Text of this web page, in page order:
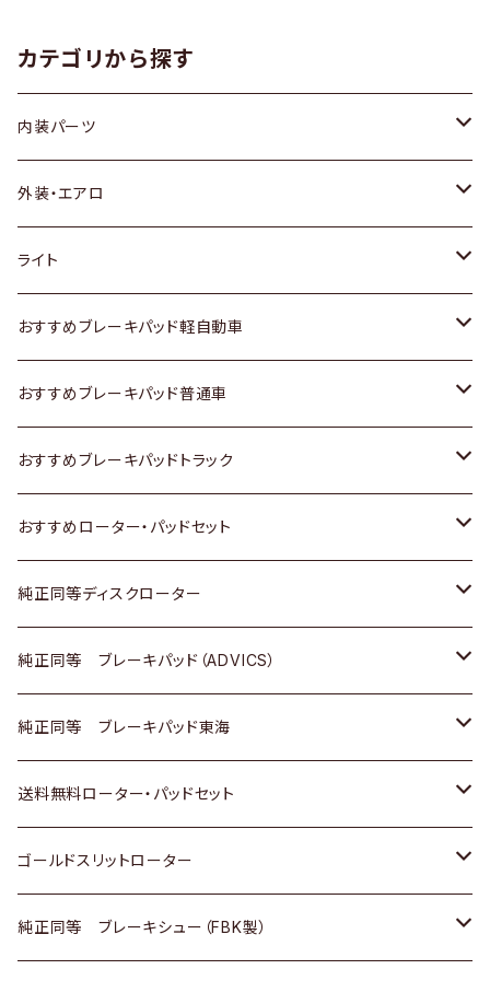
カテゴリから探す
内装パーツ
トヨタ
ホンダ
スズキ
日産
いすゞ
ダイハツ
マツダ
三菱
スバル
日野
三菱ふそう
ＢＭＷ
外装・エアロ
トヨタ
ホンダ
スズキ
日産
いすゞ
ダイハツ
マツダ
三菱
日野
三菱ふそう
ライト
トヨタ
スズキ
日産
いすゞ
ダイハツ
三菱
日野
三菱ふそう
その他
おすすめブレーキパッド軽自動車
トヨタ
ホンダ
スズキ
日産
ダイハツ
マツダ
三菱
スバル
おすすめブレーキパッド普通車
トヨタ
ホンダ
スズキ
日産
いすゞ
ダイハツ
マツダ
三菱
おすすめブレーキパッドトラック
トヨタ
日産
いすゞ
ダイハツ
マツダ
三菱
おすすめローター・パッドセット
トヨタ
ホンダ
スズキ
日産
ダイハツ
マツダ
純正同等ディスクローター
トヨタ
ホンダ
スズキ
日産
いすゞ
純正同等 ブレーキパッド（ADVICS）
トヨタ
ホンダ
スズキ
日産
純正同等 ブレーキパッド東海
トヨタ
ホンダ
日産
送料無料ローター・パッドセット
トヨタ
ホンダ
ゴールドスリットローター
トヨタ
純正同等 ブレーキシュー（FBK製）